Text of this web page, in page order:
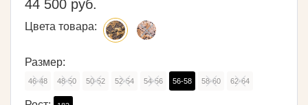
44 500 руб.
Цвета товара:
Размер:
46-48 48-50 50-52 52-54 54-56 56-58 58-60 62-64